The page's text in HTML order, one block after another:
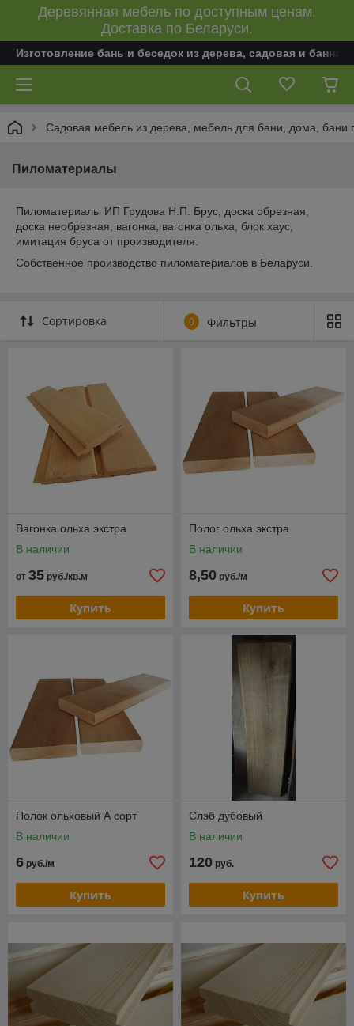
Деревянная мебель по доступным ценам.
Доставка по Беларуси.
Изготовление бань и беседок из дерева, садовая и банная
Садовая мебель из дерева, мебель для бани, дома, бани
Пиломатериалы
Пиломатериалы ИП Грудова Н.П. Брус, доска обрезная,
доска необрезная, вагонка, вагонка ольха, блок хаус,
имитация бруса от производителя.
Собственное производство пиломатериалов в Беларуси.
Сортировка 0 Фильтры
Вагонка ольха экстра
В наличии
от 35 руб./кв.м
Купить
Полог ольха экстра
В наличии
8,50 руб./м
Купить
Полок ольховый А сорт
В наличии
6 руб./м
Купить
Слэб дубовый
В наличии
120 руб.
Купить